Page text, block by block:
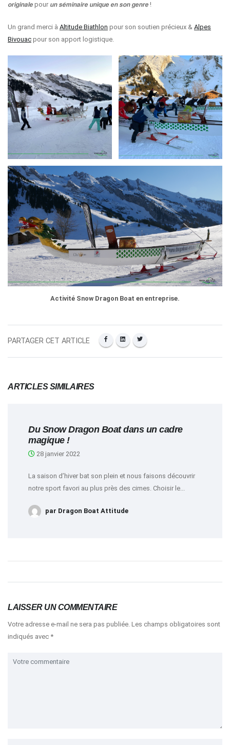
𝙤𝙧𝙞𝙜𝙞𝙣𝙖𝙡𝙚 pour 𝙪𝙣 𝙨𝙚́𝙢𝙞𝙣𝙖𝙞𝙧𝙚 𝙪𝙣𝙞𝙦𝙪𝙚 𝙚𝙣 𝙨𝙤𝙣 𝙜𝙚𝙣𝙧𝙚 !
Un grand merci à Altitude Biathlon pour son soutien précieux & Alpes
Bivouac pour son apport logistique.
Activité Snow Dragon Boat en entreprise.
PARTAGER CET ARTICLE
ARTICLES SIMILAIRES
Du Snow Dragon Boat dans un cadre
magique !
28 janvier 2022
La saison d’hiver bat son plein et nous faisons découvrir
notre sport favori au plus près des cimes. Choisir le...
par Dragon Boat Attitude
LAISSER UN COMMENTAIRE
Votre adresse e-mail ne sera pas publiée. Les champs obligatoires sont
indiqués avec *